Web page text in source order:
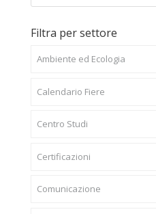
Filtra per settore
Ambiente ed Ecologia
Calendario Fiere
Centro Studi
Certificazioni
Comunicazione